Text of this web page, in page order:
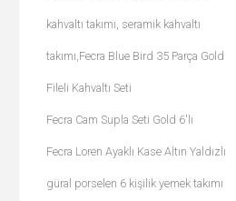
kahvaltı takımı, seramik kahvaltı
takımı,Fecra Blue Bird 35 Parça Gold
Fileli Kahvaltı Seti
Fecra Cam Supla Seti Gold 6'lı
Fecra Loren Ayaklı Kase Altın Yaldızlı
güral porselen 6 kişilik yemek takımı